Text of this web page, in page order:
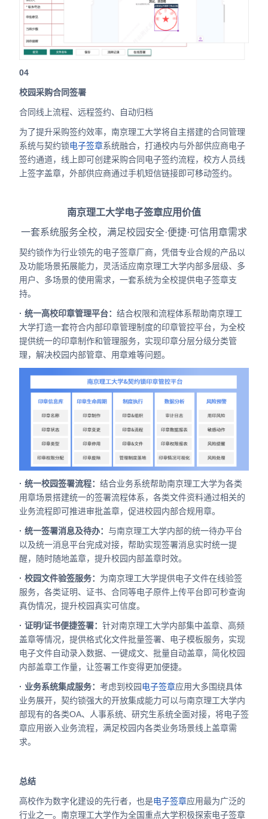
04
校园采购合同签署
合同线上流程、远程签约、自动归档
为了提升采购签约效率，南京理工大学将自主搭建的合同管理
系统与契约锁电子签章系统融合，打通校内与外部供应商电子
签约通道，线上即可创建采购合同电子签约流程，校方人员线
上签字盖章，外部供应商通过手机短信链接即可移动签约。
南京理工大学电子签章应用价值
一套系统服务全校，满足校园安全·便捷·可信用章需求
契约锁作为行业领先的电子签章厂商，凭借专业合规的产品以
及功能场景拓展能力，灵活适应南京理工大学内部多层级、多
用户、多场景的使用需求，一套系统为全校提供电子签章支
持。
· 统一高校印章管理平台： 结合权限和流程体系帮助南京理工
大学打造一套符合内部印章管理制度的印章管控平台，为全校
提供统一的印章制作和管理服务，实现印章分层分级分类管
理，解决校园内部管章、用章难等问题。
· 统一校园签署流程： 结合业务系统帮助南京理工大学为各类
用章场景搭建统一的签署流程体系，各类文件资料通过相关的
业务流程即可推进审批盖章，促进校园内部合规用章。
· 统一签署消息及待办： 与南京理工大学内部的统一待办平台
以及统一消息平台完成对接，帮助实现签署消息实时统一提
醒，随时随地盖章，提升校园内部盖章时效。
· 校园文件验签服务： 为南京理工大学提供电子文件在线验签
服务，各类证明、证书、合同等电子原件上传平台即可秒查询
真伪情况，提升校园真实可信度。
· 证明/证书便捷签署： 针对南京理工大学内部集中盖章、高频
盖章等情况，提供格式化文件批量签署、电子模板服务，实现
电子文件自动录入数据、一键成文、批量自动盖章，简化校园
内部盖章工作量，让签署工作变得更加便捷。
· 业务系统集成服务： 考虑到校园电子签章应用大多围绕具体
业务展开，契约锁强大的开放集成能力可以与南京理工大学内
部现有的各类OA、人事系统、研究生系统全面对接，将电子签
章应用嵌入业务流程，满足校园内各类业务场景线上盖章需
求。
总结
高校作为数字化建设的先行者，也是电子签章应用最为广泛的
行业之一。南京理工大学作为全国重点大学积极探索电子签章